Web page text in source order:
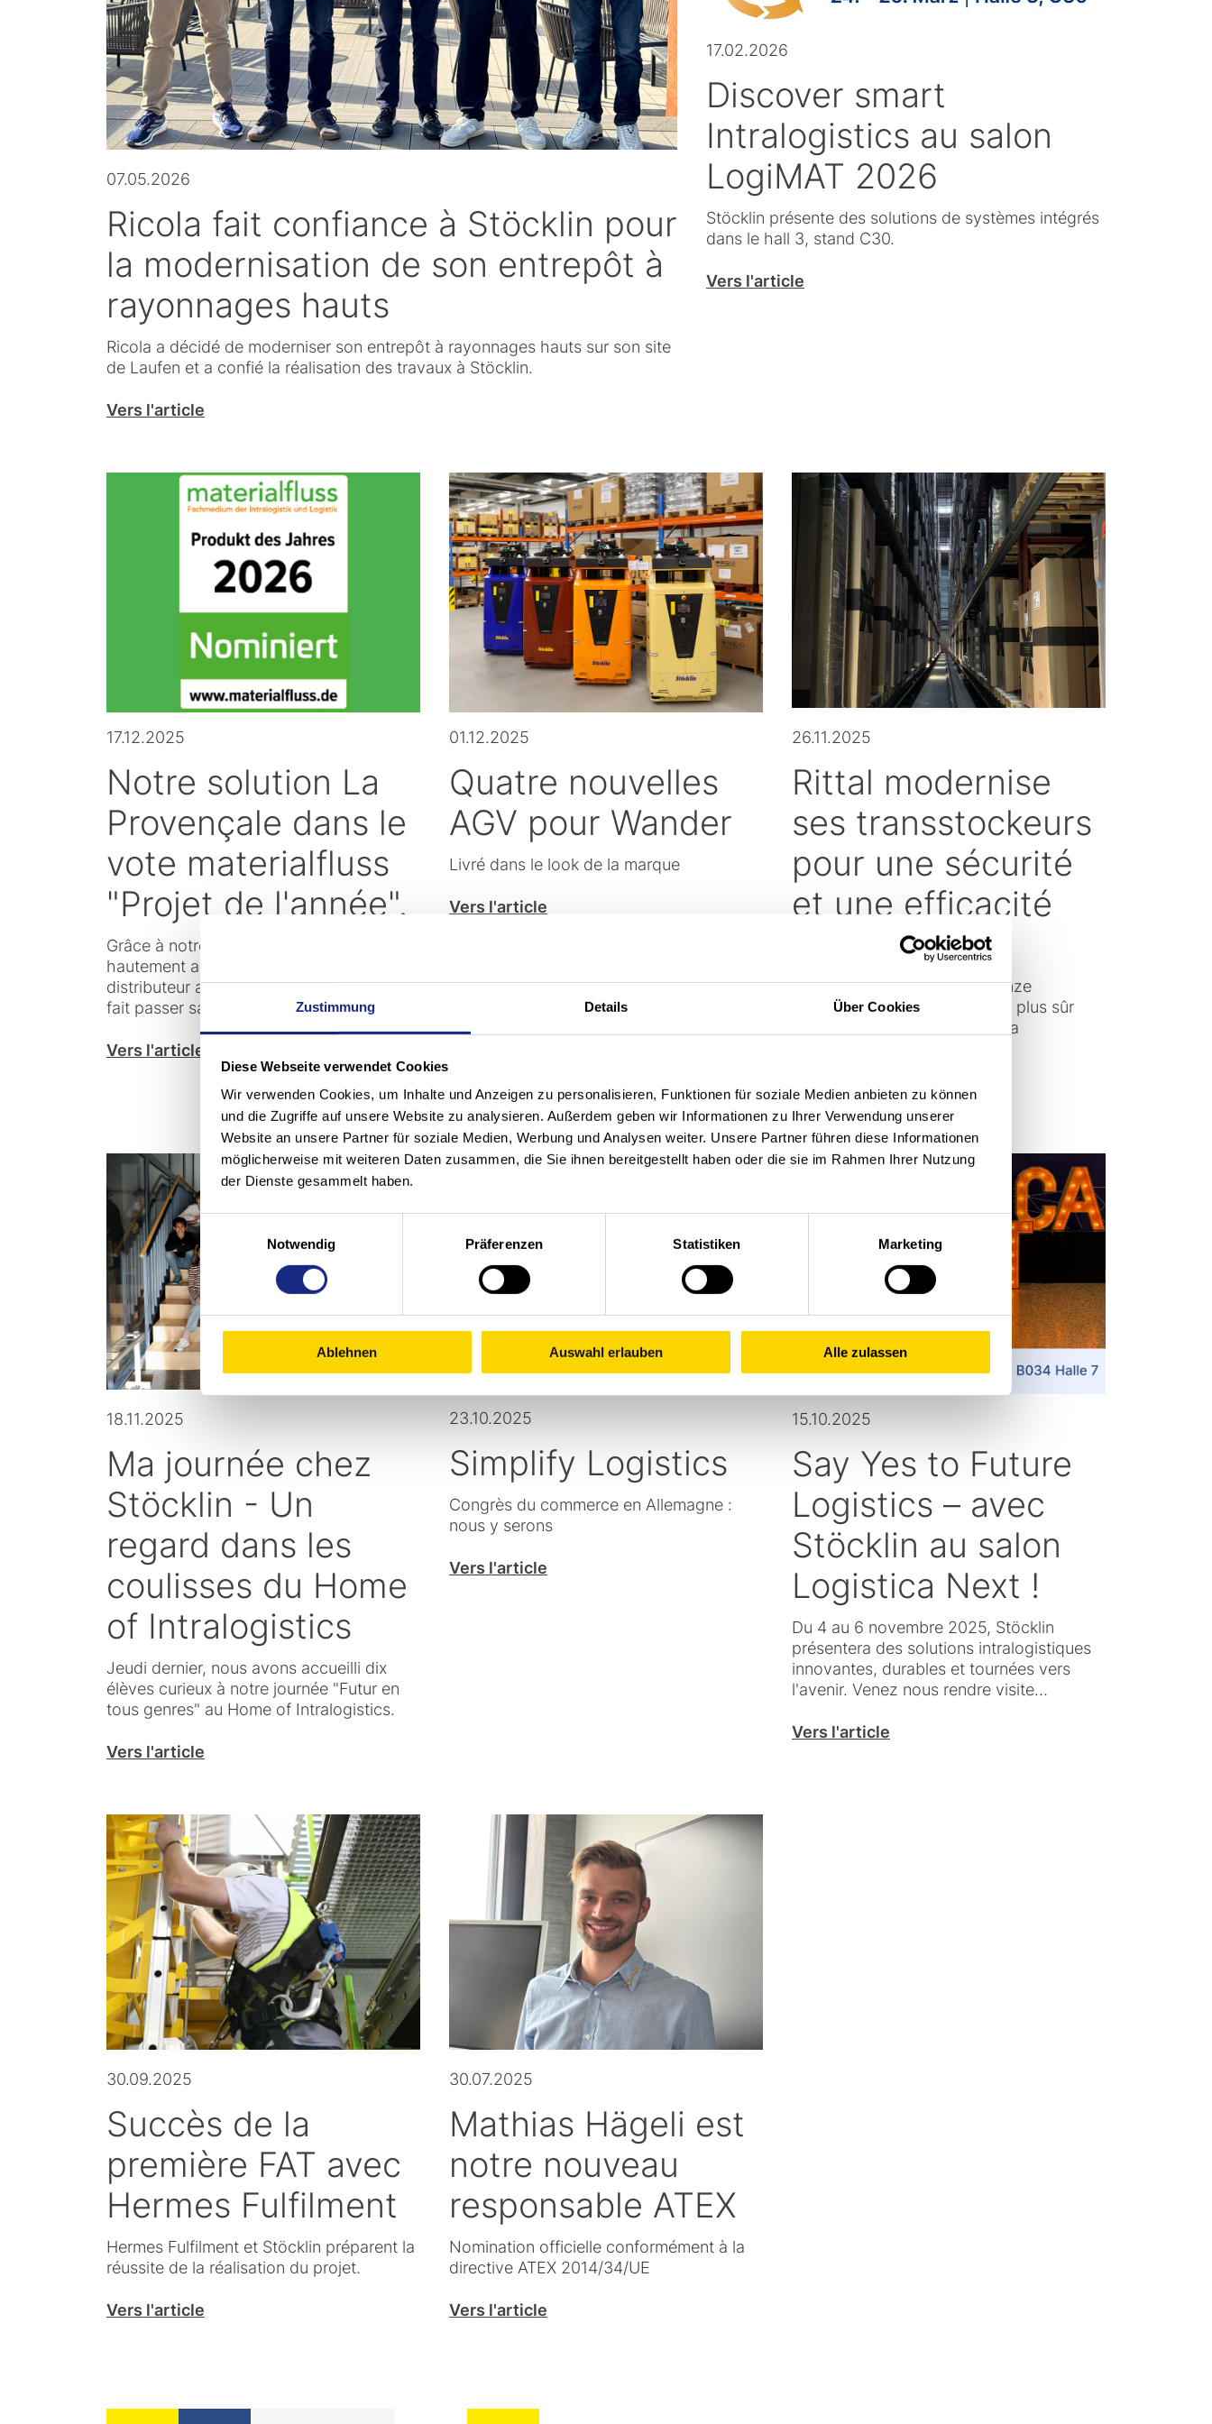
Zustimmung Details Über Cookies
Diese Webseite verwendet Cookies
Wir verwenden Cookies, um Inhalte und Anzeigen zu personalisieren, Funktionen für soziale Medien anbieten zu können
und die Zugriffe auf unsere Website zu analysieren. Außerdem geben wir Informationen zu Ihrer Verwendung unserer
Website an unsere Partner für soziale Medien, Werbung und Analysen weiter. Unsere Partner führen diese Informationen
möglicherweise mit weiteren Daten zusammen, die Sie ihnen bereitgestellt haben oder die sie im Rahmen Ihrer Nutzung
der Dienste gesammelt haben.
Einwilligungsauswahl
Notwendig
Präferenzen Statistiken Marketing
Ablehnen Auswahl erlauben Alle zulassen
07.05.2026
Ricola fait confiance à Stöcklin pour
la modernisation de son entrepôt à
rayonnages hauts
Ricola a décidé de moderniser son entrepôt à rayonnages hauts sur son site
de Laufen et a confié la réalisation des travaux à Stöcklin.
Vers l'article
17.02.2026
Discover smart
Intralogistics au salon
LogiMAT 2026
Stöcklin présente des solutions de systèmes intégrés
dans le hall 3, stand C30.
Vers l'article
17.12.2025
Notre solution La
Provençale dans le
vote materialfluss
"Projet de l'année".
Grâce à notre solution de navette FSP
hautement automatisée, le plus grand
distributeur alimentaire du Luxembourg
fait passer sa logistique de…
Vers l'article
01.12.2025
Quatre nouvelles
AGV pour Wander
Livré dans le look de la marque
Vers l'article
26.11.2025
Rittal modernise
ses transstockeurs
pour une sécurité
et une efficacité
accrue
Modernisation chez Rittal : onze
transstockeurs pour un avenir plus sûr
grâce à l'automatisation et à la
Vers l'article
18.11.2025
Ma journée chez
Stöcklin - Un
regard dans les
coulisses du Home
of Intralogistics
Jeudi dernier, nous avons accueilli dix
élèves curieux à notre journée "Futur en
tous genres" au Home of Intralogistics.
Vers l'article
23.10.2025
Simplify Logistics
Congrès du commerce en Allemagne :
nous y serons
Vers l'article
15.10.2025
Say Yes to Future
Logistics – avec
Stöcklin au salon
Logistica Next !
Du 4 au 6 novembre 2025, Stöcklin
présentera des solutions intralogistiques
innovantes, durables et tournées vers
l'avenir. Venez nous rendre visite…
Vers l'article
30.09.2025
Succès de la
première FAT avec
Hermes Fulfilment
Hermes Fulfilment et Stöcklin préparent la
réussite de la réalisation du projet.
Vers l'article
30.07.2025
Mathias Hägeli est
notre nouveau
responsable ATEX
Nomination officielle conformément à la
directive ATEX 2014/34/UE
Vers l'article